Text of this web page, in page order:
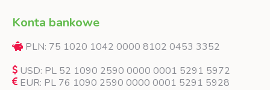
Konta bankowe
PLN: 75 1020 1042 0000 8102 0453 3352
USD: PL 52 1090 2590 0000 0001 5291 5972
EUR: PL 76 1090 2590 0000 0001 5291 5928